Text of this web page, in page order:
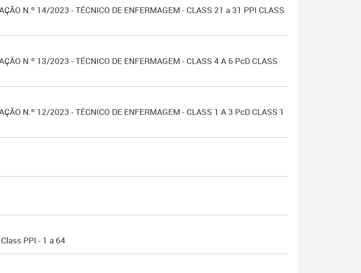
N.º 14/2023 - TÉCNICO DE ENFERMAGEM - CLASS 21 a 31 PPI CLASS
N.º 13/2023 - TÉCNICO DE ENFERMAGEM - CLASS 4 A 6 PcD CLASS
N.º 12/2023 - TÉCNICO DE ENFERMAGEM - CLASS 1 A 3 PcD CLASS 1
PPI - 1 a 64